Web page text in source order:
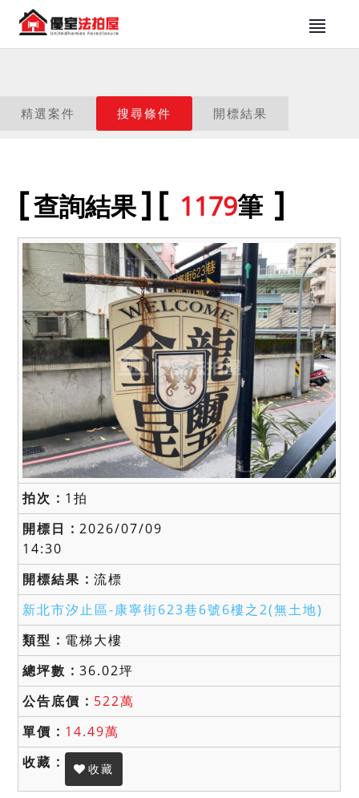
精選案件 搜尋條件 開標結果
查詢結果 1179筆
1拍
2026/07/09
14:30
流標
新北市汐止區-康寧街623巷6號6樓之2(無土地)
電梯大樓
36.02坪
522萬
14.49萬
收藏